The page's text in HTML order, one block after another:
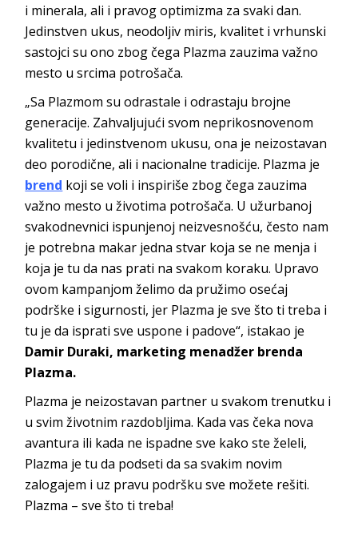
i minerala, ali i pravog optimizma za svaki dan.
Jedinstven ukus, neodoljiv miris, kvalitet i vrhunski
sastojci su ono zbog čega Plazma zauzima važno
mesto u srcima potrošača.
„Sa Plazmom su odrastale i odrastaju brojne
generacije. Zahvaljujući svom neprikosnovenom
kvalitetu i jedinstvenom ukusu, ona je neizostavan
deo porodične, ali i nacionalne tradicije. Plazma je
brend koji se voli i inspiriše zbog čega zauzima
važno mesto u životima potrošača. U užurbanoj
svakodnevnici ispunjenoj neizvesnošću, često nam
je potrebna makar jedna stvar koja se ne menja i
koja je tu da nas prati na svakom koraku. Upravo
ovom kampanjom želimo da pružimo osećaj
podrške i sigurnosti, jer Plazma je sve što ti treba i
tu je da isprati sve uspone i padove“, istakao je
Damir Duraki, marketing menadžer brenda
Plazma.
Plazma je neizostavan partner u svakom trenutku i
u svim životnim razdobljima. Kada vas čeka nova
avantura ili kada ne ispadne sve kako ste želeli,
Plazma je tu da podseti da sa svakim novim
zalogajem i uz pravu podršku sve možete rešiti.
Plazma – sve što ti treba!